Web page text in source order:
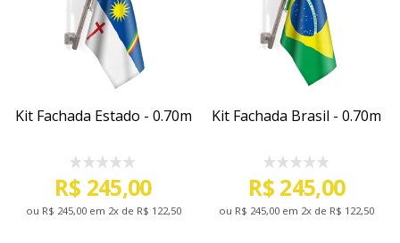
Kit Fachada Estado - 0.70m
R$ 245,00
ou R$ 245,00em 2x de R$ 122,50
Kit Fachada Brasil - 0.70m
R$ 245,00
ou R$ 245,00 em 2x de R$ 122,50